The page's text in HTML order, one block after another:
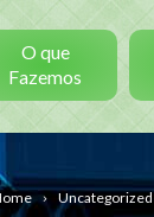
O que
Fazemos
Uncategorized